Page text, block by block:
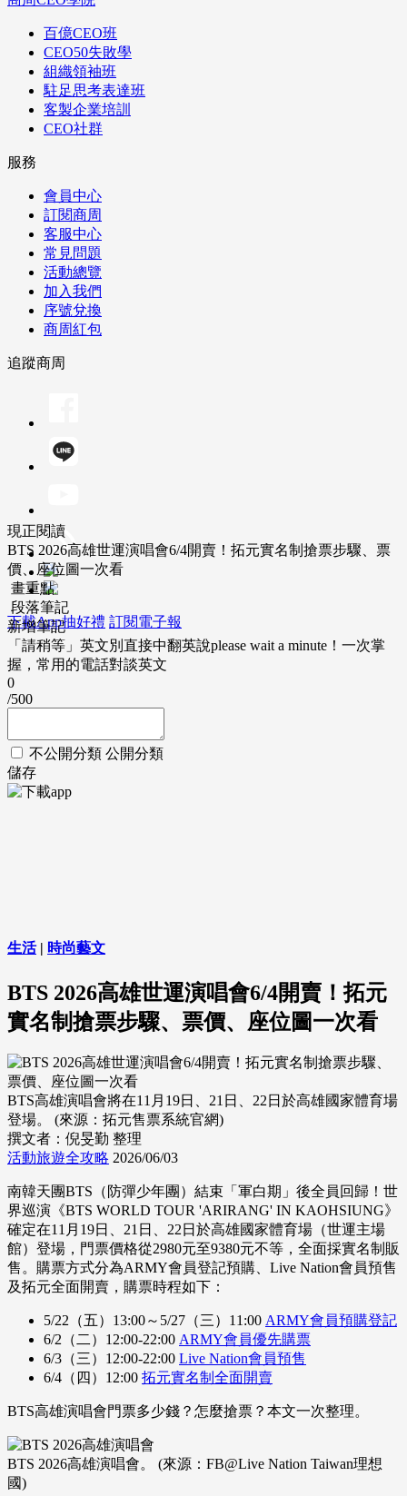
百億CEO班
CEO50失敗學
組織領袖班
駐足思考表達班
客製企業培訓
CEO社群
服務
會員中心
訂閱商周
客服中心
常見問題
活動總覽
加入我們
序號兌換
商周紅包
追蹤商周
下載App抽好禮 訂閱電子報
現正閱讀
BTS 2026高雄世運演唱會6/4開賣！拓元實名制搶票步驟、票
價、座位圖一次看
畫重點
段落筆記
新增筆記
「請稍等」英文別直接中翻英說please wait a minute！一次掌
握，常用的電話對談英文
0
/500
不公開分類 公開分類
儲存
生活| 時尚藝文
BTS 2026高雄世運演唱會6/4開賣！拓元
實名制搶票步驟、票價、座位圖一次看
BTS高雄演唱會將在11月19日、21日、22日於高雄國家體育場
登場。 (來源：拓元售票系統官網)
撰文者：倪旻勤 整理
活動旅遊全攻略 2026/06/03
南韓天團BTS（防彈少年團）結束「軍白期」後全員回歸！世
界巡演《BTS WORLD TOUR 'ARIRANG' IN KAOHSIUNG》
確定在11月19日、21日、22日於高雄國家體育場（世運主場
館）登場，門票價格從2980元至9380元不等，全面採實名制販
售。購票方式分為ARMY會員登記預購、Live Nation會員預售
及拓元全面開賣，購票時程如下：
5/22（五）13:00～5/27（三）11:00 ARMY會員預購登記
6/2（二）12:00-22:00 ARMY會員優先購票
6/3（三）12:00-22:00 Live Nation會員預售
6/4（四）12:00 拓元實名制全面開賣
BTS高雄演唱會門票多少錢？怎麼搶票？本文一次整理。
BTS 2026高雄演唱會。 (來源：FB@Live Nation Taiwan理想
國)